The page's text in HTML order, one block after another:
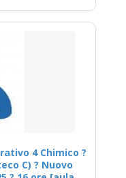
4 Chimico ?
C) ? Nuovo